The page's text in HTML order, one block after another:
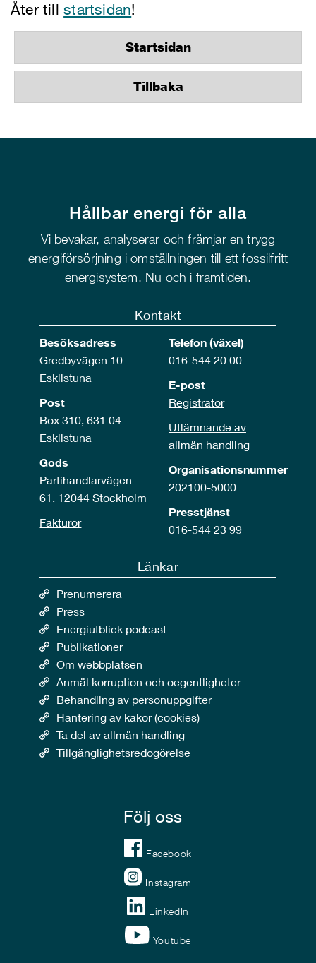
Åter tillstartsidan!
Startsidan
Tillbaka
Hållbar energi för alla
Vi bevakar, analyserar och främjar en trygg
energiförsörjning i omställningen till ett fossilfritt
energisystem. Nu och i framtiden.
Kontakt
Besöksadress
Gredbyvägen 10
Eskilstuna
Post
Box 310, 631 04
Eskilstuna
Gods
Partihandlarvägen
61, 12044 Stockholm
Fakturor
Telefon (växel)
016-544 20 00
E-post
Registrator
Utlämnande av
allmän handling
Organisationsnummer
202100-5000
Presstjänst
016-544 23 99
Länkar
Prenumerera
Press
Energiutblick podcast
Publikationer
Om webbplatsen
Anmäl korruption och oegentligheter
Behandling av personuppgifter
Hantering av kakor (cookies)
Ta del av allmän handling
Tillgänglighetsredogörelse
Följ oss
Facebook
Instagram
LinkedIn
Youtube